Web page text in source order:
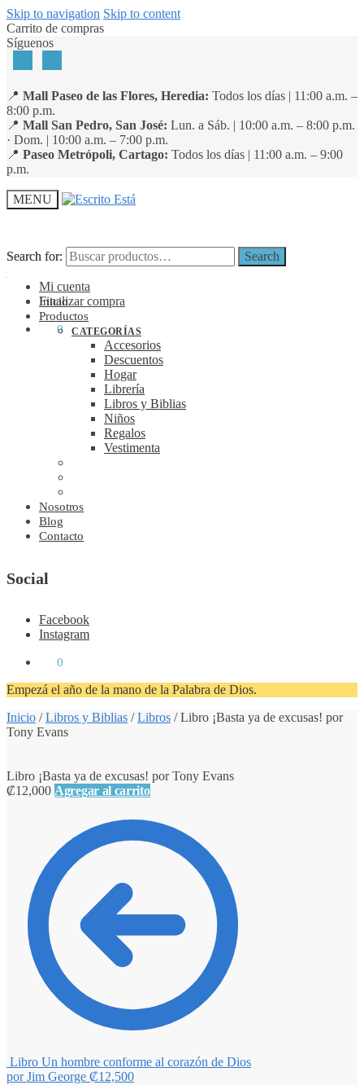
Skip to navigation Skip to content
Carrito de compras
Síguenos
📍 Mall Paseo de las Flores, Heredia: Todos los días | 11:00 a.m. –
8:00 p.m.
📍 Mall San Pedro, San José: Lun. a Sáb. | 10:00 a.m. – 8:00 p.m.
· Dom. | 10:00 a.m. – 7:00 p.m.
📍 Paseo Metrópoli, Cartago: Todos los días | 11:00 a.m. – 9:00
p.m.
MENU
Search for: Search
Mi cuenta
Finalizar compra
0
Search for: Search
Inicio
Productos
CATEGORÍAS
Accesorios
Descuentos
Hogar
Librería
Libros y Biblias
Niños
Regalos
Vestimenta
Nosotros
Blog
Contacto
Social
Facebook
Instagram
0
Empezá el año de la mano de la Palabra de Dios.
Inicio /Libros y Biblias /Libros /Libro ¡Basta ya de excusas! por
Tony Evans
Libro ¡Basta ya de excusas! por Tony Evans
₡12,000 Agregar al carrito
Libro Un hombre conforme al corazón de Dios
por Jim George ₡12,500